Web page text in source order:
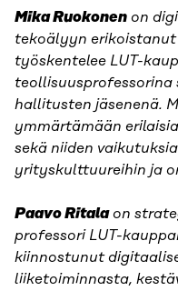
Mika Ruokonen on
tekoälyyn
työskentelee LUT-
teollisuusprofessorina
hallitusten jäsenenä.
ymmärtämään
sekä niiden
yrityskulttuureihin ja
Paavo Ritalaon
professori LUT-
kiinnostunut
liiketoiminnasta,